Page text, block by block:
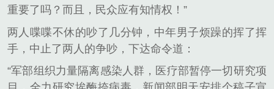
重要了吗？而且，民众应有知情权！”
两人喋喋不休的吵了几分钟，中年男子烦躁的挥了挥
手，中止了两人的争吵，下达命令道：
“军部组织力量隔离感染人群，医疗部暂停一切研究项